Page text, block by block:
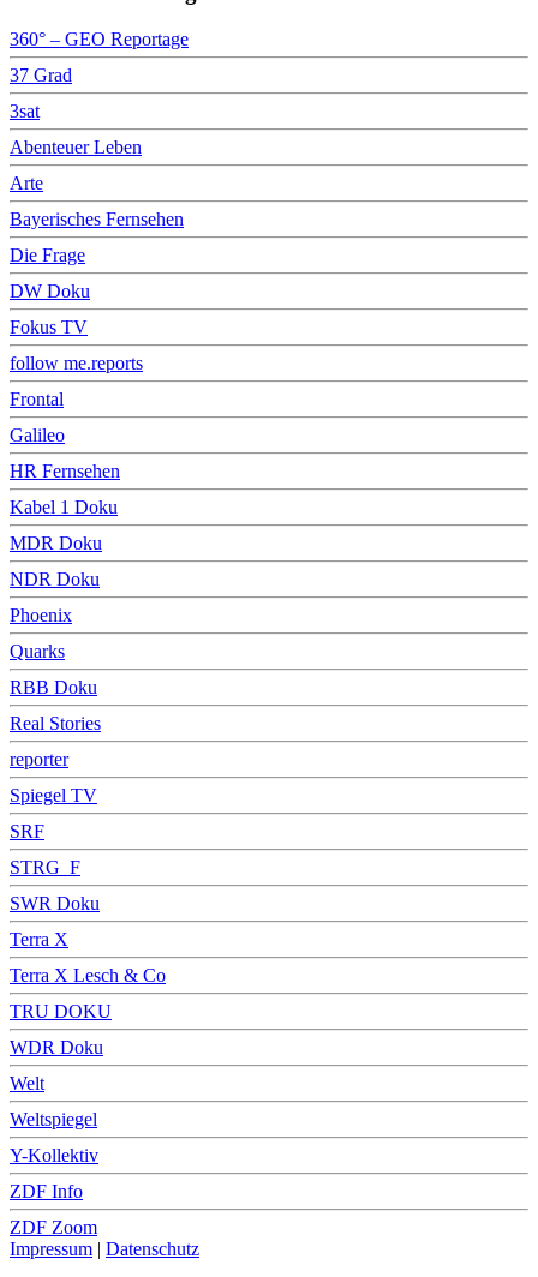
360° – GEO Reportage
37 Grad
3sat
Abenteuer Leben
Arte
Bayerisches Fernsehen
Die Frage
DW Doku
Fokus TV
follow me.reports
Frontal
Galileo
HR Fernsehen
Kabel 1 Doku
MDR Doku
NDR Doku
Phoenix
Quarks
RBB Doku
Real Stories
reporter
Spiegel TV
SRF
STRG_F
SWR Doku
Terra X
Terra X Lesch & Co
TRU DOKU
WDR Doku
Welt
Weltspiegel
Y-Kollektiv
ZDF Info
ZDF Zoom
Impressum | Datenschutz